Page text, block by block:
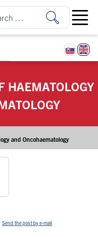
Open
HAEMATOLOGY
and Oncohaematology
Send the post by e-mail